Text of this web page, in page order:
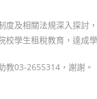
及相關法規深入探討
學生租稅教育，達成
教03-2655314，謝謝。